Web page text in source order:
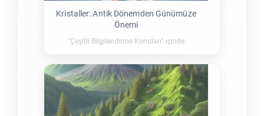
Kristaller: Antik Dönemden Günümüze
Önemi
"Çeşitli Bilgilendirme Konuları" içinde